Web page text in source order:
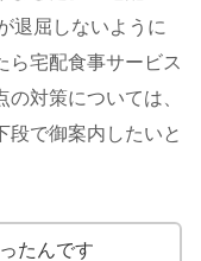
退屈しないように
ら宅配食事サービス
対策については、
段で御案内したいと
たんです